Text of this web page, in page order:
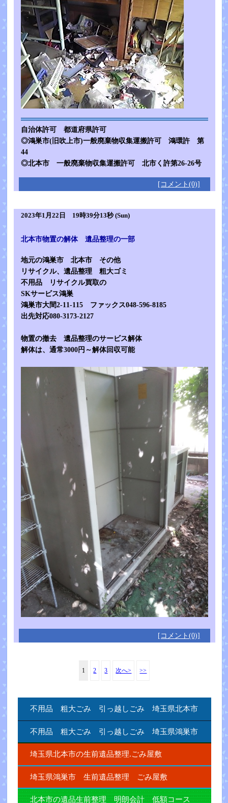
自治体許可 都道府県許可
◎鴻巣市(旧吹上市)一般廃棄物収集運搬許可 鴻環許 第
44
◎北本市 一般廃棄物収集運搬許可 北市く許第26-26号
[コメント(0)]
2023年1月22日 19時39分13秒 (Sun)
北本市物置の解体 遺品整理の一部
地元の鴻巣市 北本市 その他
リサイクル、遺品整理 粗大ゴミ
不用品 リサイクル買取の
SKサービス鴻巣
鴻巣市大間2-11-115 ファックス048-596-8185
出先対応080-3173-2127
物置の撤去 遺品整理のサービス解体
解体は、通常3000円～解体回収可能
[コメント(0)]
1 2 3 次へ> >>
不用品 粗大ごみ 引っ越しごみ 埼玉県北本市
不用品 粗大ごみ 引っ越しごみ 埼玉県鴻巣市
埼玉県北本市の生前遺品整理.ごみ屋敷
埼玉県鴻巣市 生前遺品整理 ごみ屋敷
北本市の遺品生前整理 明朗会計 低額コース